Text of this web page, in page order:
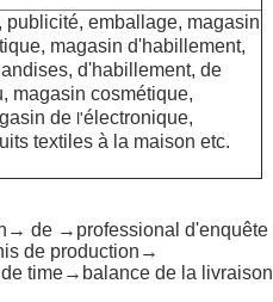
publicité, emballage, magasin
magasin d'habillement,
d'habillement, de
magasin cosmétique,
de l'électronique,
textiles à la maison etc.
de →professional d'enquête
de production→
time→balance de la livraison